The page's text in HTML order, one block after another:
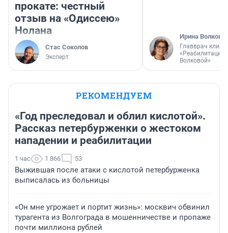
прокате: честный
отзыв на «Одиссею»
Нолана
Стас Соколов
Эксперт
Ирина Волкова
Главврач
«Реабилитация
Волковой»
РЕКОМЕНДУЕМ
«Год преследовал и облил кислотой».
Рассказ петербурженки о жестоком
нападении и реабилитации
1 час 1 866 53
Выжившая после атаки с кислотой петербурженка
выписалась из больницы
«Он мне угрожает и портит жизнь»: москвич обвинил
турагента из Волгограда в мошенничестве и пропаже
почти миллиона рублей